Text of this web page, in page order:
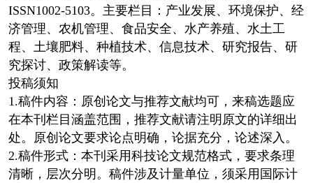
ISSN1002-5103。主要栏目：产业发展、环境保护、经
济管理、农机管理、食品安全、水产养殖、水土工
程、土壤肥料、种植技术、信息技术、研究报告、研
究探讨、政策解读等。
投稿须知
1.稿件内容：原创论文与推荐文献均可，来稿选题应
在本刊栏目涵盖范围，推荐文献请注明原文的详细出
处。原创论文要求论点明确，论据充分，论述深入。
2.稿件形式：本刊采用科技论文规范格式，要求条理
清晰，层次分明。稿件涉及计量单位，须采用国际计